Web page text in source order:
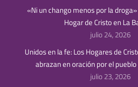
«Ni un chango menos por la
Hogar de Cristo en La
julio 24, 2026
Unidos en la fe: Los Hogares de
abrazan en oración por el
julio 23, 2026